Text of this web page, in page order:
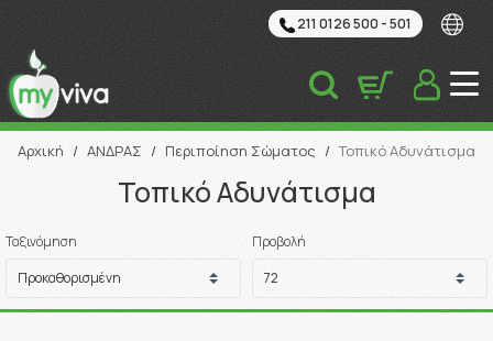
211 0126 500 - 501
Αναζήτηση
Αρχική / ΑΝΔΡΑΣ / Περιποίηση Σώματος / Τοπικό Αδυνάτισμα
Τοπικό Αδυνάτισμα
Ταξινόμηση Προβολή